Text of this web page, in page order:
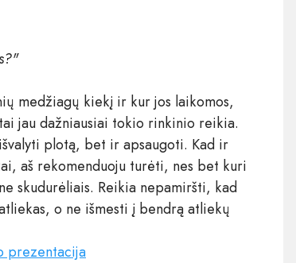
medžiagų kiekį ir kur jos laikomos,
jau dažniausiai tokio rinkinio reikia.
plotą, bet ir apsaugoti. Kad ir
aš rekomenduoju turėti, nes bet kuri
skudurėliais. Reikia nepamiršti, kad
o ne išmesti į bendrą atliekų
prezentacija